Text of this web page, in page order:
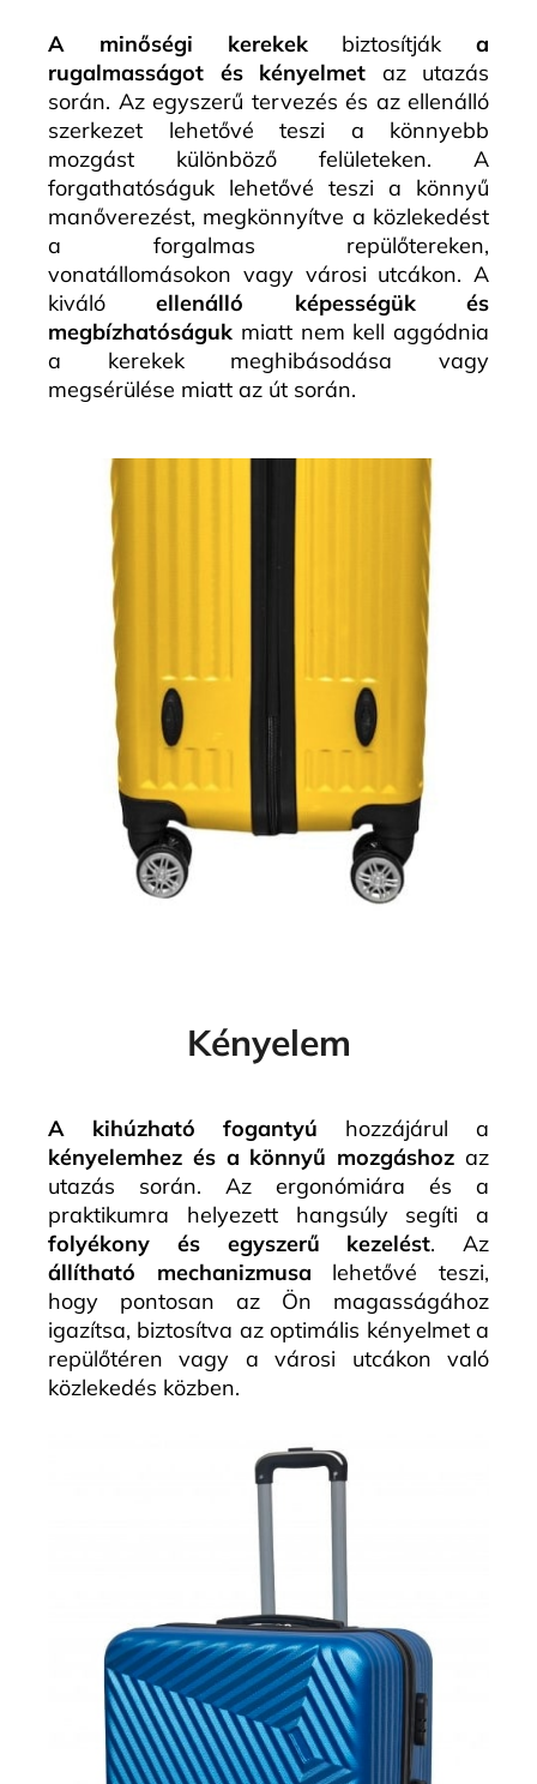
A minőségi kerekekbiztosítják a
rugalmasságot és kényelmet az utazás
során. Az egyszerű tervezés és az ellenálló
szerkezet lehetővé teszi a könnyebb
mozgást különböző felületeken. A
forgathatóságuk lehetővé teszi a könnyű
manőverezést, megkönnyítve a közlekedést
a forgalmas repülőtereken,
vonatállomásokon vagy városi utcákon. A
kiválóellenálló képességük és
megbízhatóságuk miatt nem kell aggódnia
a kerekek meghibásodása vagy
megsérülése miatt az út során.
Kényelem
A kihúzható fogantyú hozzájárul a
kényelemhez és a könnyű mozgáshoz az
utazás során. Az ergonómiára és a
praktikumra helyezett hangsúly segíti a
folyékony és egyszerű kezelést. Az
állítható mechanizmusa lehetővé teszi,
hogy pontosan az Ön magasságához
igazítsa, biztosítva az optimális kényelmet a
repülőtéren vagy a városi utcákon való
közlekedés közben.